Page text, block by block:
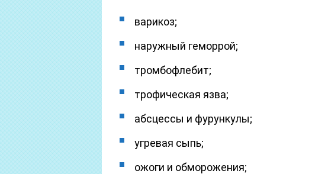
варикоз;
наружный геморрой;
тромбофлебит;
трофическая язва;
абсцессы и фурункулы;
угревая сыпь;
ожоги и обморожения;